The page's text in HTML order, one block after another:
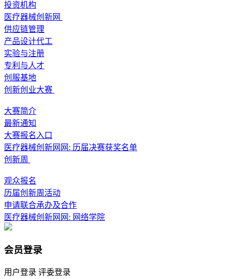
投资机构
医疗器械创新网
供应链管理
产品设计代工
实验与注册
专利与人才
创服基地
创新创业大赛
大赛简介
最新通知
大赛报名入口
医疗器械创新网网: 历届决赛获奖名单
创新周
观众报名
历届创新周活动
申请联合承办及合作
医疗器械创新网网: 网络学院
会员登录
用户登录 评委登录